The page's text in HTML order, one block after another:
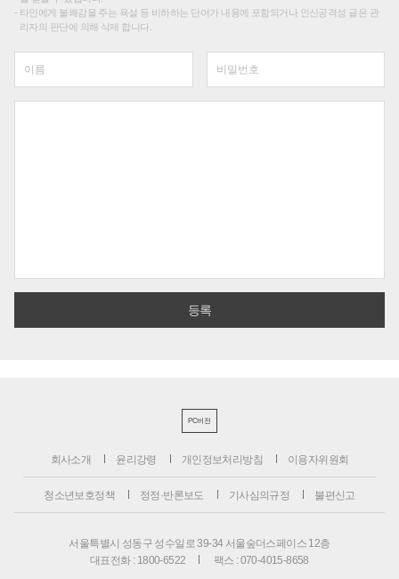
타인에게 불쾌감을 주는 욕설 등 비하하는 단어가 내용에 포함되거나 인신공격성 글은 관
리자의 판단에 의해 삭제 합니다.
PC버전
회사소개 윤리강령 개인정보처리방침 이용자위원회
청소년보호정책 정정·반론보도 기사심의규정 불편신고
서울특별시 성동구 성수일로 39-34 서울숲더스페이스 12층
대표전화 : 1800-6522
팩스 : 070-4015-8658